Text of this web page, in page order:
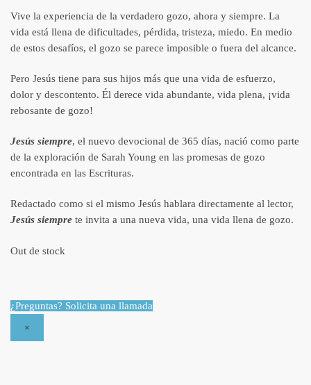
Vive la experiencia de la verdadero gozo, ahora y siempre. La
vida está llena de dificultades, pérdida, tristeza, miedo. En medio
de estos desafíos, el gozo se parece imposible o fuera del alcance.
Pero Jesús tiene para sus hijos más que una vida de esfuerzo,
dolor y descontento. Él derece vida abundante, vida plena, ¡vida
rebosante de gozo!
Jesús siempre, el nuevo devocional de 365 días, nació como parte
de la exploración de Sarah Young en las promesas de gozo
encontrada en las Escrituras.
Redactado como si el mismo Jesús hablara directamente al lector,
Jesús siempre te invita a una nueva vida, una vida llena de gozo.
Out de stock
¿Preguntas? Solicita una llamada
×